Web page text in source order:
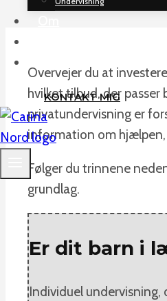
KONTAKT MIG
Overvejer du at
hvilket tilbud, der
privatundervisning er
information om
Følger du trinnene
grundlag.
Er dit barn i
Individuel